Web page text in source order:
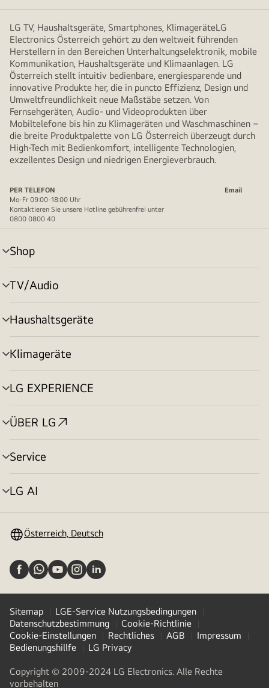
LG TV, Haushaltsgeräte, Smartphones, KlimageräteLG
Electronics Österreich gehört zu den weltweit führenden
Herstellern in den Bereichen Unterhaltungselektronik, mobile
Kommunikation, Haushaltsgeräte und Klimaanlagen. LG
Österreich stellt intuitiv bedienbare, energiesparende und
innovative Produkte her, die in puncto Effizienz, Design und
Umweltfreundlichkeit neue Maßstäbe setzen. Von
Fernsehgeräten, Audio- und Videoprodukten über
Mobiltelefone bis hin zu Klimageräten und Waschmaschinen –
die breite Produktpalette von LG Österreich überzeugt durch
High-Tech mit Bedienkomfort, intelligente Technologien,
exzellentes Design und niedrigen Energieverbrauch.
PER TELEFON
Email
Mo-Fr 09:00-18:00 Uhr
Kontaktieren Sie unsere Hotline gebührenfrei unter
0800 0800 40
Shop
Menü
umschalten
TV/Audio
Menü
umschalten
Haushaltsgeräte
Menü
umschalten
Klimageräte
Menü
umschalten
LG EXPERIENCE
Menü
umschalten
ÜBER LG
Menü
umschalten
Service
Menü
umschalten
LG AI
Menü
Österreich, Deutsch
Sitemap
LGE-Service Nutzungsbedingungen
Datenschutzbestimmung
Cookie-Richtlinie
Cookie-Einstellungen
Rechtliches AGB
Impressum
Bedienungshillfe
LG Privacy
Copyright © 2009-2024 LG Electronics. Alle Rechte
vorbehalten